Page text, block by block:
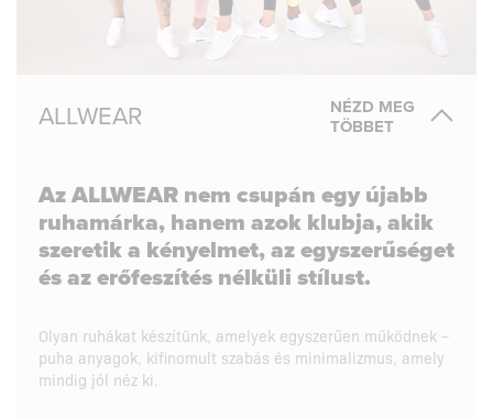
ALLWEAR
NÉZD MEG
TÖBBET
Az ALLWEAR nem csupán egy újabb
ruhamárka, hanem azok klubja, akik
szeretik a kényelmet, az egyszerűséget
és az erőfeszítés nélküli stílust.
Olyan ruhákat készítünk, amelyek egyszerűen működnek –
puha anyagok, kifinomult szabás és minimalizmus, amely
mindig jól néz ki.